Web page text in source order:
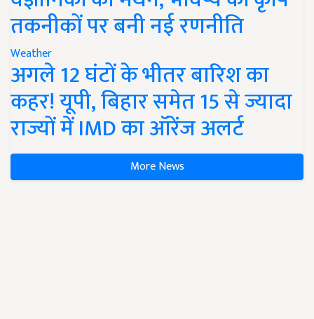
तकनीकों पर बनी नई रणनीति
Weather
अगले 12 घंटों के भीतर बारिश का
कहर! यूपी, बिहार समेत 15 से ज्यादा
राज्यों में IMD का ऑरेंज अलर्ट
More News